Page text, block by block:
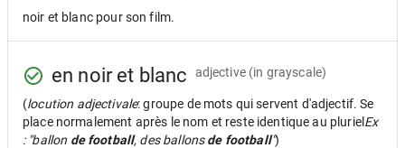
noir et blanc pour son film.
en noir et blanc adjective (in grayscale)
(locution adjectivale: groupe de mots qui servent d'adjectif. Se
place normalement après le nom et reste identique au pluriel Ex
: "ballon de football, des ballonsde football")